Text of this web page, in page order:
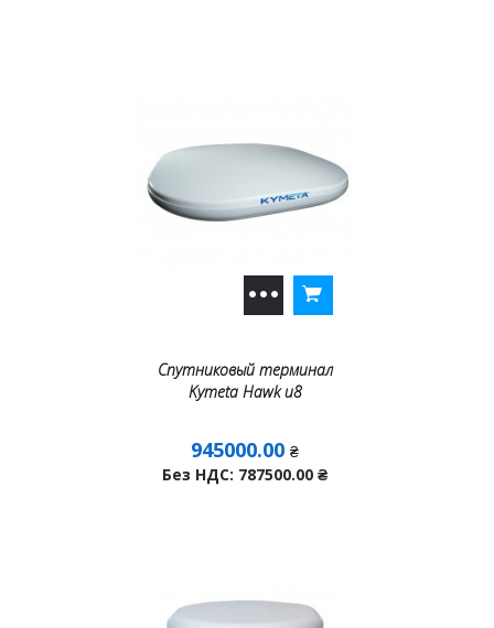
Спутниковый терминал
Kymeta Hawk u8
945000.00 ₴
Без НДС: 787500.00 ₴